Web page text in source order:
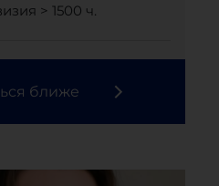
> 1500 ч.
ближе